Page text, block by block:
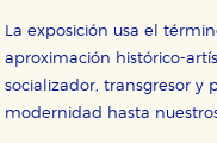
La exposición usa el
aproximación histórico-
socializador, transgresor y
modernidad hasta